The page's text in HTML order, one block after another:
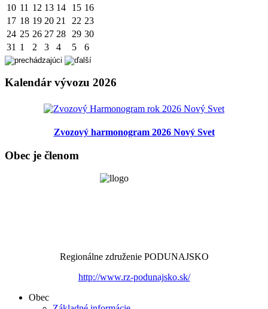
10 11 12 13 14 15 16
17 18 19 20 21 22 23
24 25 26 27 28 29 30
31 1 2 3 4 5 6
Kalendár vývozu 2026
Zvozový harmonogram 2026 Nový Svet
Obec je členom
Regionálne združenie PODUNAJSKO
http://www.rz-podunajsko.sk/
Obec